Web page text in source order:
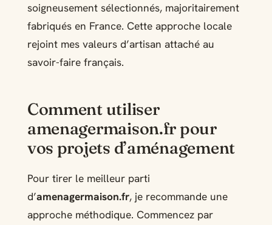
soigneusement sélectionnés, majoritairement
fabriqués en France. Cette approche locale
rejoint mes valeurs d’artisan attaché au
savoir-faire français.
Comment utiliser
amenagermaison.fr pour
vos projets d’aménagement
Pour tirer le meilleur parti
d’amenagermaison.fr, je recommande une
approche méthodique. Commencez par